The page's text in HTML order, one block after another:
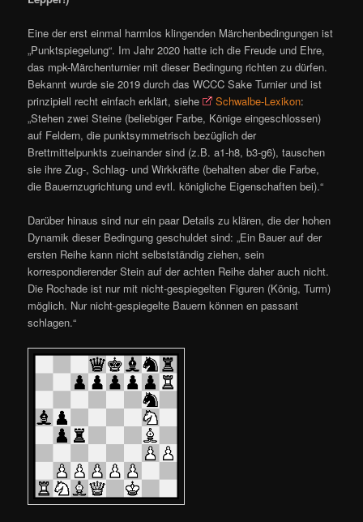
v
g
a
t
i
o
n
Eine der erst einmal harmlos klingenden Märchenbedingungen ist
„Punktspiegelung“. Im Jahr 2020 hatte ich die Freude und Ehre,
das mpk-Märchenturnier mit dieser Bedingung richten zu dürfen.
Bekannt wurde sie 2019 durch das WCCC Sake Turnier und ist
prinzipiell recht einfach erklärt, siehe
Schwalbe-Lexikon:
„Stehen zwei Steine (beliebiger Farbe, Könige eingeschlossen)
auf Feldern, die punktsymmetrisch bezüglich der
Brettmittelpunkts zueinander sind (z.B. a1-h8, b3-g6), tauschen
sie ihre Zug-, Schlag- und Wirkkräfte (behalten aber die Farbe,
die Bauernzugrichtung und evtl. königliche Eigenschaften bei).“
Darüber hinaus sind nur ein paar Details zu klären, die der hohen
Dynamik dieser Bedingung geschuldet sind: „Ein Bauer auf der
ersten Reihe kann nicht selbstständig ziehen, sein
korrespondierender Stein auf der achten Reihe daher auch nicht.
Die Rochade ist nur mit nicht-gespiegelten Figuren (König, Turm)
möglich. Nur nicht-gespiegelte Bauern können en passant
schlagen.“